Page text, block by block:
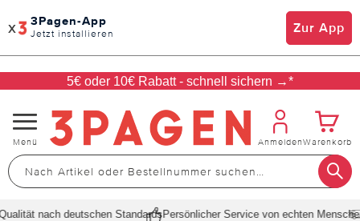
x 3Pagen-App
Jetzt installieren Zur App
5€ oder 10€ Rabatt - schnell sichern →*
Navigation
umschalten
Menü AnmeldenWarenkorb
nach deutschen StandardsPersönlicher Service von echten Menschen